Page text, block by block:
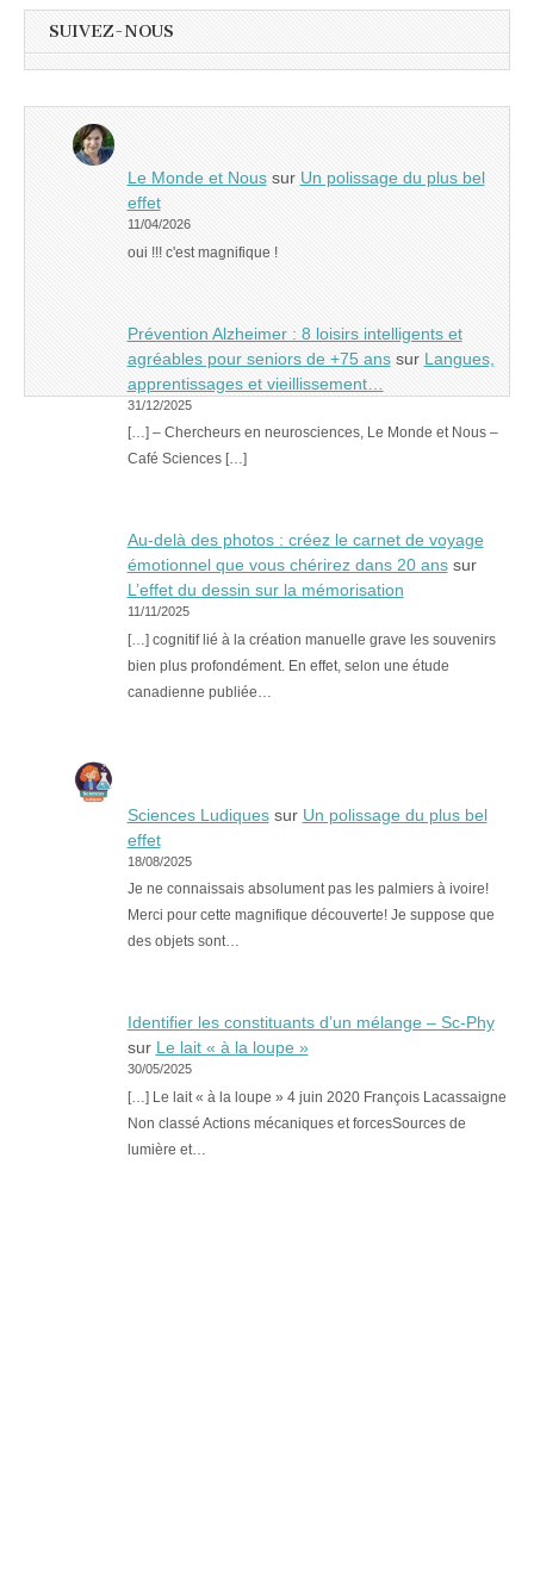
SUIVEZ-NOUS
Le Monde et Noussur Un polissage du plus bel
effet
11/04/2026
oui !!! c'est magnifique !
Prévention Alzheimer : 8 loisirs intelligents et
agréables pour seniors de +75 anssur Langues,
apprentissages et vieillissement…
31/12/2025
[…] – Chercheurs en neurosciences, Le Monde et Nous –
Café Sciences […]
Au-delà des photos : créez le carnet de voyage
émotionnel que vous chérirez dans 20 anssur
L’effet du dessin sur la mémorisation
11/11/2025
[…] cognitif lié à la création manuelle grave les souvenirs
bien plus profondément. En effet, selon une étude
canadienne publiée…
Sciences Ludiquessur Un polissage du plus bel
effet
18/08/2025
Je ne connaissais absolument pas les palmiers à ivoire!
Merci pour cette magnifique découverte! Je suppose que
des objets sont…
Identifier les constituants d’un mélange – Sc-Phy
sur Le lait « à la loupe »
30/05/2025
[…] Le lait « à la loupe » 4 juin 2020 François Lacassaigne
Non classé Actions mécaniques et forcesSources de
lumière et…